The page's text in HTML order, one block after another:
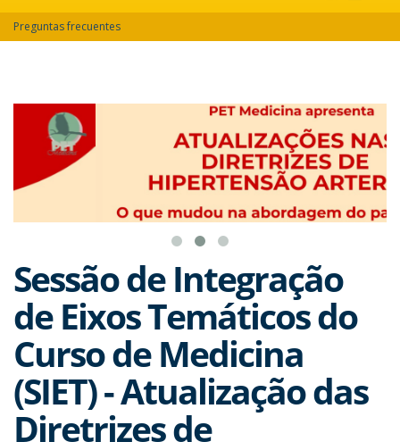
Preguntas frecuentes
Sessão de Integração
de Eixos Temáticos do
Curso de Medicina
(SIET) - Atualização das
Diretrizes de